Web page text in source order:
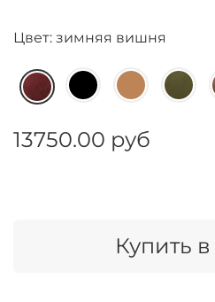
Цвет: зимняя вишня
13750.00 руб
Купить в